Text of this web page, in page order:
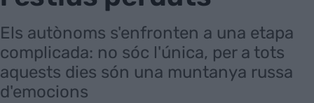
Els autònoms s'enfronten a una etapa
complicada: no sóc l'única, per a tots
aquests dies són una muntanya russa
d'emocions